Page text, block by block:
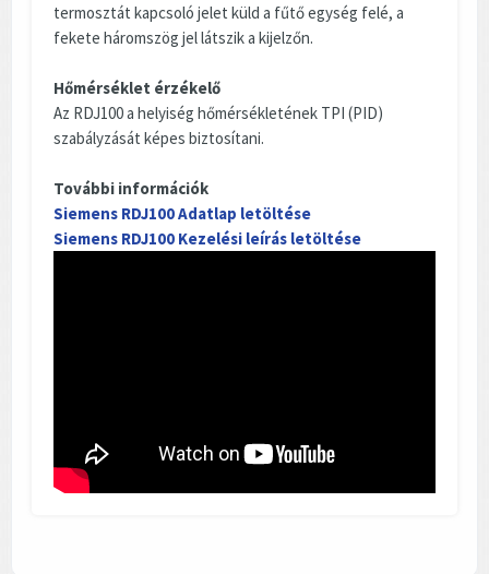
termosztát kapcsoló jelet küld a fűtő egység felé, a
fekete háromszög jel látszik a kijelzőn.
Hőmérséklet érzékelő
Az RDJ100 a helyiség hőmérsékletének TPI (PID)
szabályzását képes biztosítani.
További információk
Siemens RDJ100 Adatlap letöltése
Siemens RDJ100 Kezelési leírás letöltése